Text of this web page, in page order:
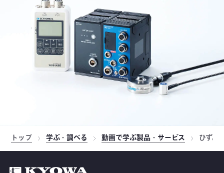
トップ 学ぶ・調べる 動画で学ぶ製品・サービス ひずみ